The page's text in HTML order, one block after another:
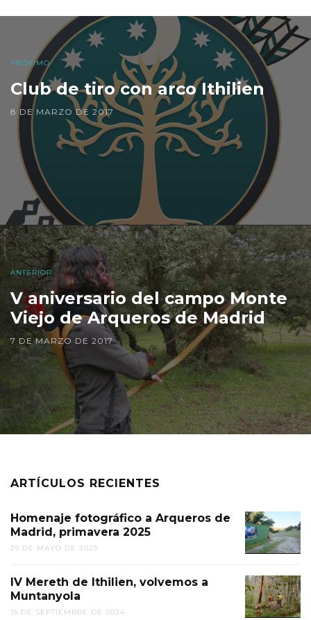
PRÓXIMO
Club de tiro con arco Ithilien
8 DE MARZO DE 2017
ANTERIOR
V aniversario del campo Monte
Viejo de Arqueros de Madrid
7 DE MARZO DE 2017
ARTÍCULOS RECIENTES
Homenaje fotográfico a Arqueros de
Madrid, primavera 2025
25 DE MAYO DE 2025
IV Mereth de Ithilien, volvemos a
Muntanyola
15 DE SEPTIEMBRE DE 2024